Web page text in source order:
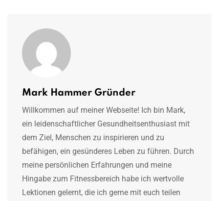
Mark Hammer Gründer
Willkommen auf meiner Webseite! Ich bin Mark,
ein leidenschaftlicher Gesundheitsenthusiast mit
dem Ziel, Menschen zu inspirieren und zu
befähigen, ein gesünderes Leben zu führen. Durch
meine persönlichen Erfahrungen und meine
Hingabe zum Fitnessbereich habe ich wertvolle
Lektionen gelernt, die ich gerne mit euch teilen